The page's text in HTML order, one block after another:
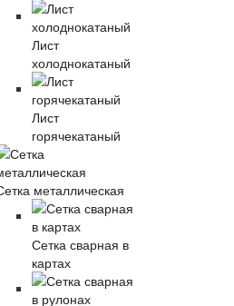
Лист
холоднокатаный
Лист
горячекатаный
металлическая
Сетка сварная в
картах